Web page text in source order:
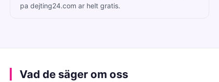
pa dejting24.com ar helt gratis.
Vad de säger om oss